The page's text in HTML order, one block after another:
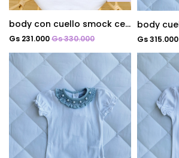
body con cuello smock celeste
Gs 231.000Gs 330.000 Gs 315.000